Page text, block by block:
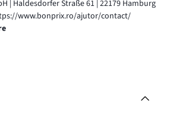
| Haldesdorfer Straße 61 | 22179 Hamburg
www.bonprix.ro/ajutor/contact/